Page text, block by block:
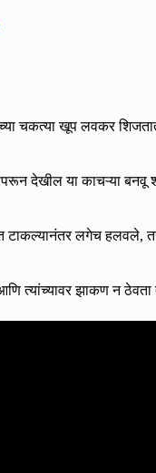
चकत्या खूप लवकर
देखील या काचऱ्या बनवू
टाकल्यानंतर लगेच हलवले,
त्यांच्यावर झाकण न ठेवता